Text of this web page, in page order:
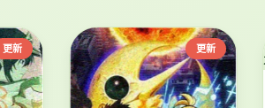
更新 更新